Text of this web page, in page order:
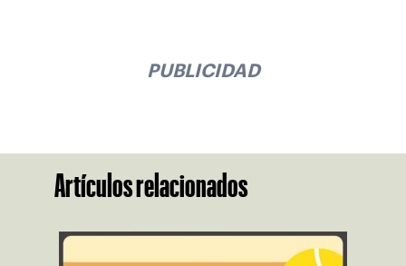
PUBLICIDAD
Artículos relacionados